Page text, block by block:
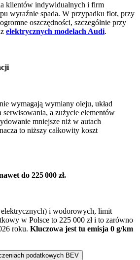
klientów indywidualnych i firm
wyraźnie spada. W przypadku flot, przy
oszczędności, szczególnie przy
elektrycznych modelach Audi.
wymagają wymiany oleju, układ
a zużycie elementów
mniejsze niż w autach
to niższy całkowity koszt
do 225 000 zł.
i wodorowych, limit
w Polsce to 225 000 zł i to zarówno
roku. Kluczowa jest tu emisja 0 g/km
podatkowych BEV